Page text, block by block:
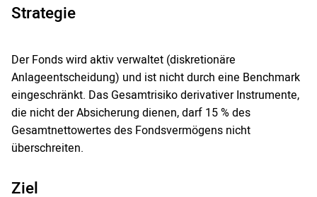
Strategie
Der Fonds wird aktiv verwaltet (diskretionäre
Anlageentscheidung) und ist nicht durch eine Benchmark
eingeschränkt. Das Gesamtrisiko derivativer Instrumente,
die nicht der Absicherung dienen, darf 15 % des
Gesamtnettowertes des Fondsvermögens nicht
überschreiten.
Ziel